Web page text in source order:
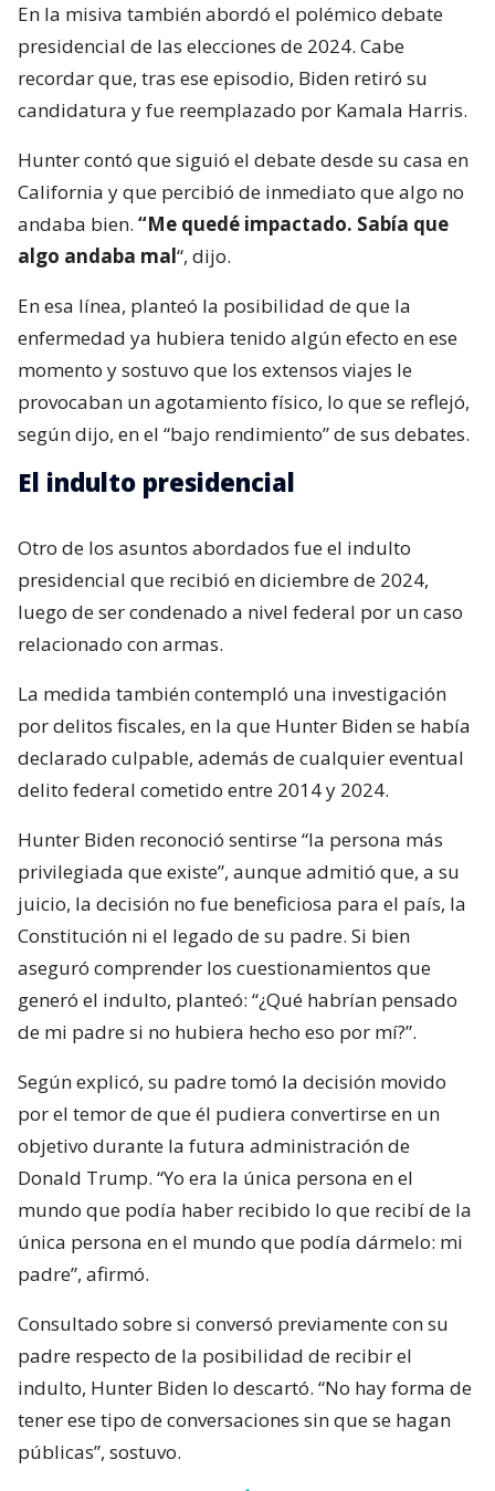
En la misiva también abordó el polémico debate
presidencial de las elecciones de 2024. Cabe
recordar que, tras ese episodio, Biden retiró su
candidatura y fue reemplazado por Kamala Harris.
Hunter contó que siguió el debate desde su casa en
California y que percibió de inmediato que algo no
andaba bien. “Me quedé impactado. Sabía que
algo andaba mal“, dijo.
En esa línea, planteó la posibilidad de que la
enfermedad ya hubiera tenido algún efecto en ese
momento y sostuvo que los extensos viajes le
provocaban un agotamiento físico, lo que se reflejó,
según dijo, en el “bajo rendimiento” de sus debates.
El indulto presidencial
Otro de los asuntos abordados fue el indulto
presidencial que recibió en diciembre de 2024,
luego de ser condenado a nivel federal por un caso
relacionado con armas.
La medida también contempló una investigación
por delitos fiscales, en la que Hunter Biden se había
declarado culpable, además de cualquier eventual
delito federal cometido entre 2014 y 2024.
Hunter Biden reconoció sentirse “la persona más
privilegiada que existe”, aunque admitió que, a su
juicio, la decisión no fue beneficiosa para el país, la
Constitución ni el legado de su padre. Si bien
aseguró comprender los cuestionamientos que
generó el indulto, planteó: “¿Qué habrían pensado
de mi padre si no hubiera hecho eso por mí?”.
Según explicó, su padre tomó la decisión movido
por el temor de que él pudiera convertirse en un
objetivo durante la futura administración de
Donald Trump. “Yo era la única persona en el
mundo que podía haber recibido lo que recibí de la
única persona en el mundo que podía dármelo: mi
padre”, afirmó.
Consultado sobre si conversó previamente con su
padre respecto de la posibilidad de recibir el
indulto, Hunter Biden lo descartó. “No hay forma de
tener ese tipo de conversaciones sin que se hagan
públicas”, sostuvo.